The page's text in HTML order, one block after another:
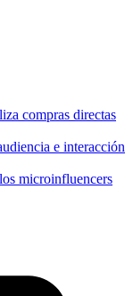
compras directas
e interacción
microinfluencers